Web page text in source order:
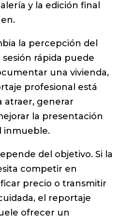
y la edición final
la percepción del
rápida puede
una vivienda,
profesional está
atraer, generar
la presentación
inmueble.
del objetivo. Si la
competir en
precio o transmitir
el reportaje
ofrecer un